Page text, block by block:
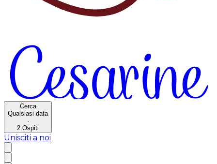
Cerca
Qualsiasi data
·
2 Ospiti
Unisciti a noi